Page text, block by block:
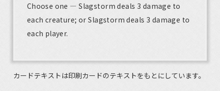
Choose one — Slagstorm deals 3 damage to
each creature; or Slagstorm deals 3 damage to
each player.
カードテキストは印刷カードのテキストをもとにしています。